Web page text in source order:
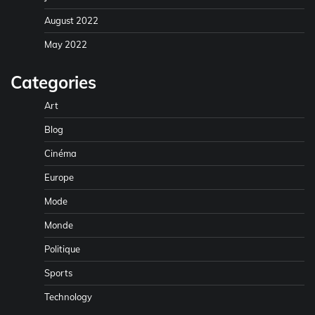
August 2022
May 2022
Categories
Art
Blog
Cinéma
Europe
Mode
Monde
Politique
Sports
Technology